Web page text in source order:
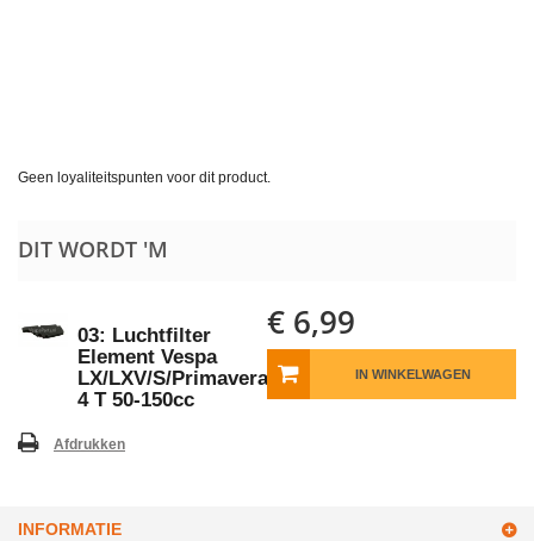
Geen loyaliteitspunten voor dit product.
DIT WORDT 'M
03: Luchtfilter
Element Vespa
LX/LXV/S/Primavera/Sprint
4 T 50-150cc
€ 6,99
IN WINKELWAGEN
Afdrukken
INFORMATIE